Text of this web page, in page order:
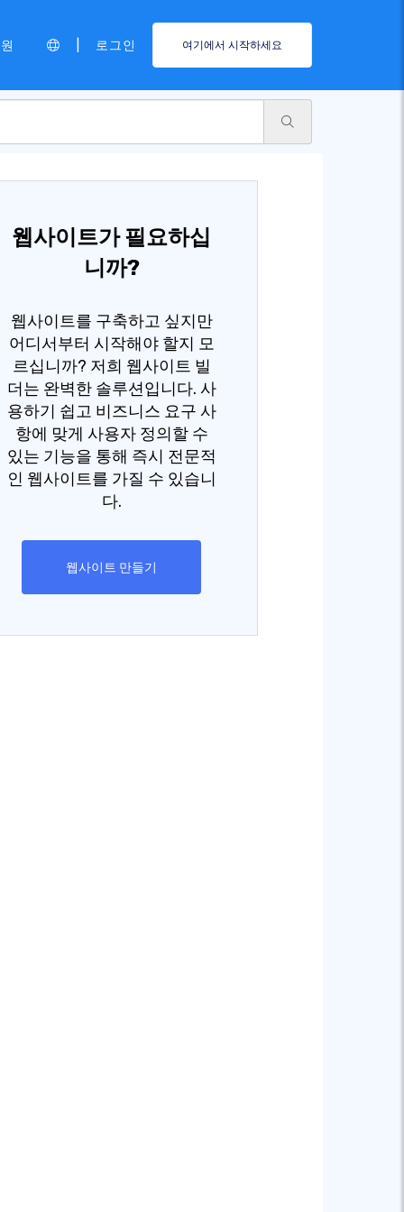
로그인 여기에서 시작하세요
웹사이트가 필요하십
니까?
웹사이트를 구축하고 싶지만
어디서부터 시작해야 할지 모
르십니까? 저희 웹사이트 빌
더는 완벽한 솔루션입니다. 사
용하기 쉽고 비즈니스 요구 사
항에 맞게 사용자 정의할 수
있는 기능을 통해 즉시 전문적
인 웹사이트를 가질 수 있습니
다.
웹사이트 만들기